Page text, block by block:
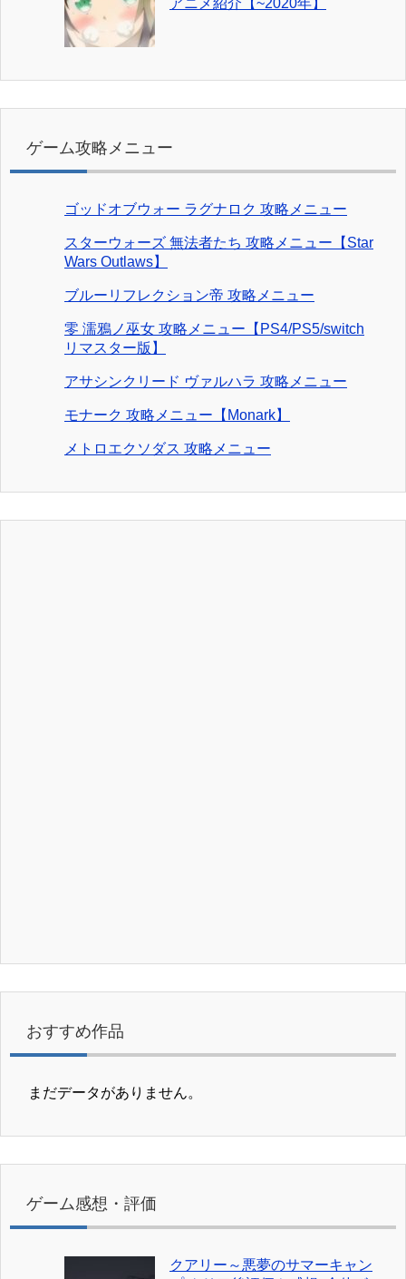
アニメ紹介【~2020年】
ゲーム攻略メニュー
ゴッドオブウォー ラグナロク 攻略メニュー
スターウォーズ 無法者たち 攻略メニュー【Star
Wars Outlaws】
ブルーリフレクション帝 攻略メニュー
零 濡鴉ノ巫女 攻略メニュー【PS4/PS5/switch
リマスター版】
アサシンクリード ヴァルハラ 攻略メニュー
モナーク 攻略メニュー【Monark】
メトロエクソダス 攻略メニュー
おすすめ作品
まだデータがありません。
ゲーム感想・評価
クアリー～悪夢のサマーキャン